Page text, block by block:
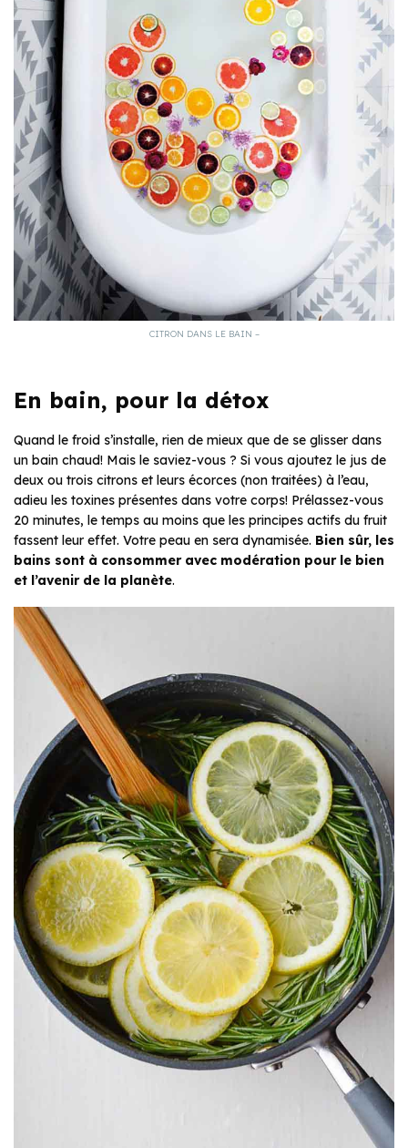
CITRON DANS LE BAIN –
En bain, pour la détox
Quand le froid s’installe, rien de mieux que de se glisser dans
un bain chaud! Mais le saviez-vous ? Si vous ajoutez le jus de
deux ou trois citrons et leurs écorces (non traitées) à l’eau,
adieu les toxines présentes dans votre corps! Prélassez-vous
20 minutes, le temps au moins que les principes actifs du fruit
fassent leur effet. Votre peau en sera dynamisée. Bien sûr, les
bains sont à consommer avec modération pour le bien
et l’avenir de la planète.